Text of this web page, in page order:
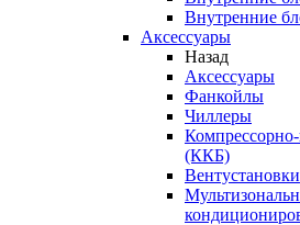
Внутренние
Аксессуары
Назад
Аксессуары
Фанкойлы
Чиллеры
(ККБ)
Вентустановки